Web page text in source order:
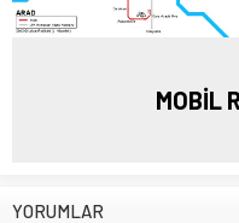
MOBİL
YORUMLAR